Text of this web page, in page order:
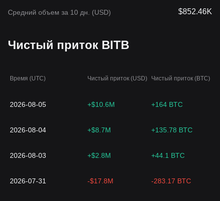
Средний объем за 10 дн. (USD) $852.46K
Чистый приток BITB
Время (UTC) Чистый приток (USD) Чистый приток (BTC)
2026-08-05 +$10.6M +164 BTC
2026-08-04 +$8.7M +135.78 BTC
2026-08-03 +$2.8M +44.1 BTC
2026-07-31 -$17.8M -283.17 BTC